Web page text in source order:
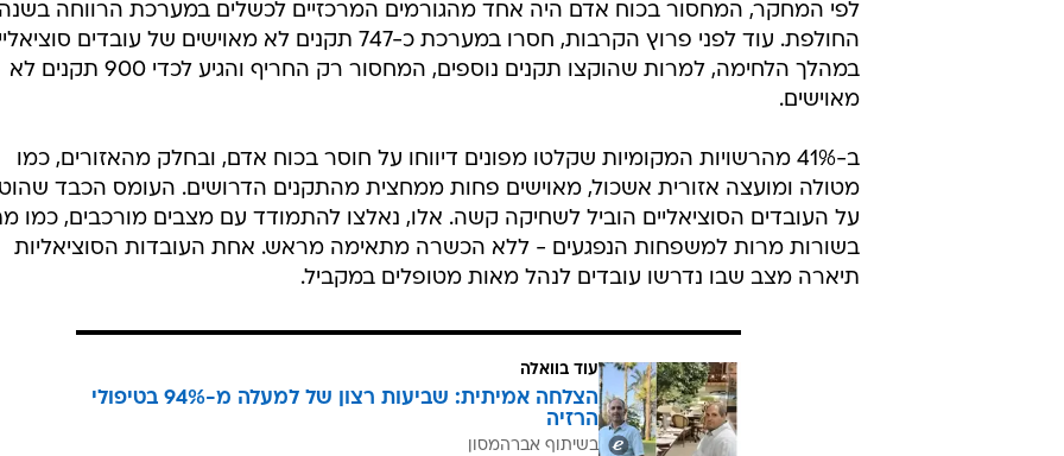
לפי המחקר, המחסור בכוח אדם היה אחד מהגורמים המרכזיים לכשלים במערכת הרווחה
החולפת. עוד לפני פרוץ הקרבות, חסרו במערכת כ-747 תקנים לא מאוישים של עובדים
במהלך הלחימה, למרות שהוקצו תקנים נוספים, המחסור רק החריף והגיע לכדי 900 תקנים לא
מאוישים.
ב-41% מהרשויות המקומיות שקלטו מפונים דיווחו על חוסר בכוח אדם, ובחלק מהאזורים, כמו
מטולה ומועצה אזורית אשכול, מאוישים פחות ממחצית מהתקנים הדרושים. העומס הכבד
על העובדים הסוציאליים הוביל לשחיקה קשה. אלו, נאלצו להתמודד עם מצבים מורכבים, כמו
בשורות מרות למשפחות הנפגעים - ללא הכשרה מתאימה מראש. אחת העובדות הסוציאליות
תיארה מצב שבו נדרשו עובדים לנהל מאות מטופלים במקביל.
עוד בוואלה
הצלחה אמיתית: שביעות רצון של למעלה מ-94% בטיפולי
הרזיה
בשיתוף אברהמסון